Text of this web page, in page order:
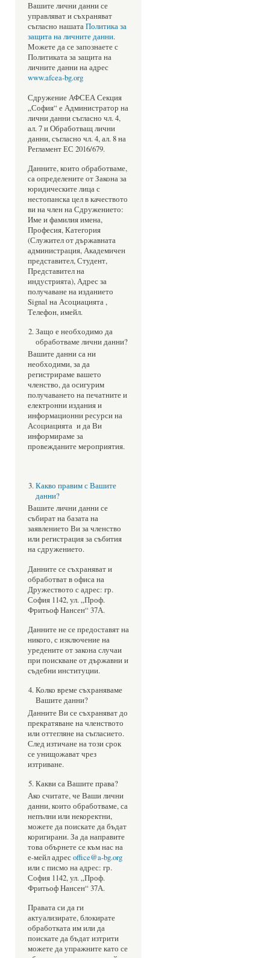
Вашите лични данни се
управляват и съхраняват
съгласно нашатаПолитика за
защита на личните данни.
Можете да се запознаете с
Политиката за защита на
личните данни на адрес
www.afcea-bg.org
Сдружение АФСЕА Секция
„София“ е Администратор на
лични данни съгласно чл. 4,
ал. 7 и Обработващ лични
данни, съгласно чл. 4, ал. 8 на
Регламент ЕС 2016/679.
Данните, които обработваме,
са определените от Закона за
юридическите лица с
нестопанска цел в качеството
ви на член на Сдружението:
Име и фамилия имена,
Професия, Категория
(Служител от държавната
администрация, Академичен
представител, Студент,
Представител на
индустрията), Адрес за
получаване на изданието
Signal на Асоциацията ,
Телефон, имейл.
Защо е необходимо да
обработваме лични данни?
Вашите данни са ни
необходими, за да
регистрираме вашето
членство, да осигурим
получаването на печатните и
електронни издания и
информационни ресурси на
Асоциацията и да Ви
информираме за
провежданите мероприятия.
Какво правим с Вашите
данни?
Вашите лични данни се
събират на базата на
заявлението Ви за членство
или регистрация за събития
на сдружението.
Данните се съхраняват и
обработват в офиса на
Дружеството с адрес: гр.
София 1142, ул. „Проф.
Фритьоф Нансен“ 37А.
Данните не се предоставят на
никого, с изключение на
уредените от закона случаи
при поискване от държавни и
съдебни институции.
Колко време съхраняваме
Вашите данни?
Данните Ви се съхраняват до
прекратяване на членството
или оттегляне на съгласието.
След изтичане на този срок
се унищожават чрез
изтриване.
Какви са Вашите права?
Ако считате, че Ваши лични
данни, които обработваме, са
непълни или некоректни,
можете да поискате да бъдат
коригирани. За да направите
това обърнете се към нас на
е-мейл адресoffice@a-bg.org
или с писмо на адрес: гр.
София 1142, ул. „Проф.
Фритьоф Нансен“ 37А.
Правата си да ги
актуализирате, блокирате
обработката им или да
поискате да бъдат изтрити
можете да упражните като се